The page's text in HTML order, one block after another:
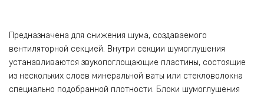
Предназначена для снижения шума, создаваемого
вентиляторной секцией. Внутри секции шумоглушения
устанавливаются звукопоглощающие пластины, состоящие
из нескольких слоев минеральной ваты или стекловолокна
специально подобранной плотности. Блоки шумоглушения